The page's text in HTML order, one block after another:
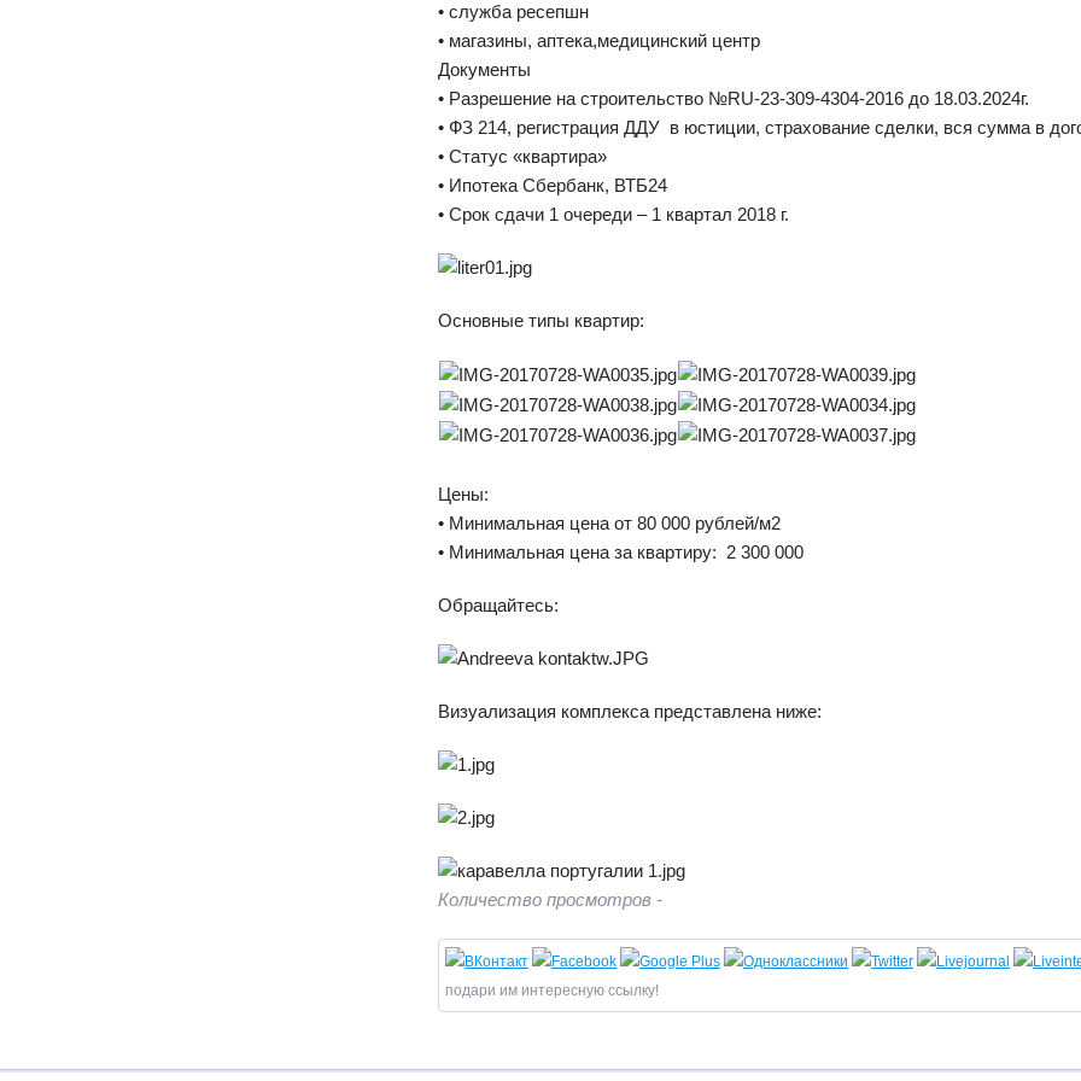
• служба ресепшн
• магазины, аптека,медицинский центр
Документы
• Разрешение на строительство №RU-23-309-4304-2016 до 18.03.2024г.
• ФЗ 214, регистрация ДДУ в юстиции, страхование сделки, вся сумма в
• Статус «квартира»
• Ипотека Сбербанк, ВТБ24
• Срок сдачи 1 очереди – 1 квартал 2018 г.
Основные типы квартир:
Цены:
• Минимальная цена от 80 000 рублей/м2
• Минимальная цена за квартиру: 2 300 000
Обращайтесь:
Визуализация комплекса представлена ниже:
Количество просмотров -
подари им интересную ссылку!